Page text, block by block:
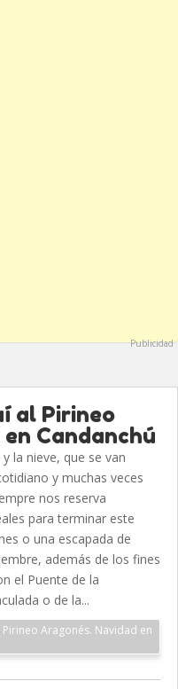
Publicidad
al Pirineo
Candanchú
la nieve, que se van
y muchas veces
nos reserva
para terminar este
o una escapada de
además de los fines
el Puente de la
o de la...
Aragonés. Navidad en